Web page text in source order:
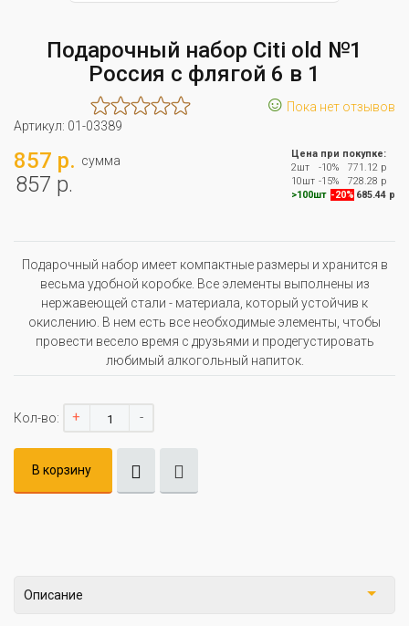
Подарочный набор Citi old №1
Россия с флягой 6 в 1
☺ Пока нет отзывов
Артикул: 01-03389
857 р. сумма
857 р.
Цена при покупке:
2шт
-10%
771.12 р
10шт -15%
728.28 р
>100шт -20% 685.44 р
Подарочный набор имеет компактные размеры и хранится в
весьма удобной коробке. Все элементы выполнены из
нержавеющей стали - материала, который устойчив к
окислению. В нем есть все необходимые элементы, чтобы
провести весело время с друзьями и продегустировать
любимый алкогольный напиток.
Кол-во: + -
В корзину
Описание